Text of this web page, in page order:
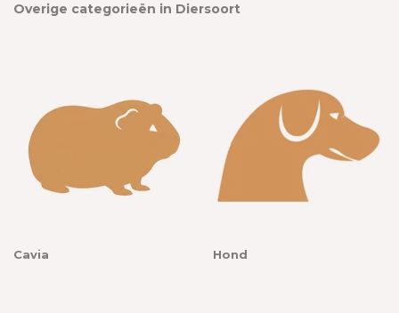
Overige categorieën in Diersoort
Cavia Hond